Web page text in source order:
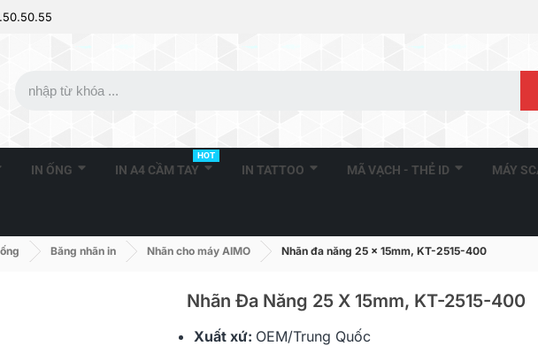
IN ỐNG IN A4 CẦM TAY
HOT
IN TATTOO MÃ VẠCH - THẺ ID MÁY
Băng nhãn in Nhãn cho máy AIMO Nhãn đa năng 25 x 15mm, KT-2515-400
Nhãn Đa Năng 25 X 15mm, KT-2515-400
Xuất xứ: OEM/Trung Quốc